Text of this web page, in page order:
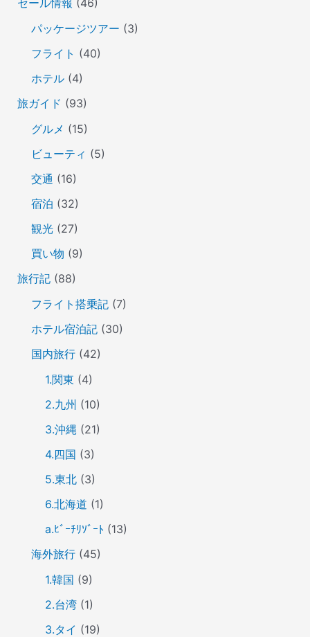
セール情報 (46)
パッケージツアー (3)
フライト (40)
ホテル(4)
旅ガイド (93)
グルメ (15)
ビューティ (5)
交通 (16)
宿泊 (32)
観光(27)
買い物 (9)
旅行記(88)
フライト搭乗記(7)
ホテル宿泊記(30)
国内旅行(42)
1.関東 (4)
2.九州 (10)
3.沖縄(21)
4.四国 (3)
5.東北(3)
6.北海道 (1)
a.ﾋﾞｰﾁﾘｿﾞｰﾄ (13)
海外旅行(45)
1.韓国 (9)
2.台湾(1)
3.タイ (19)